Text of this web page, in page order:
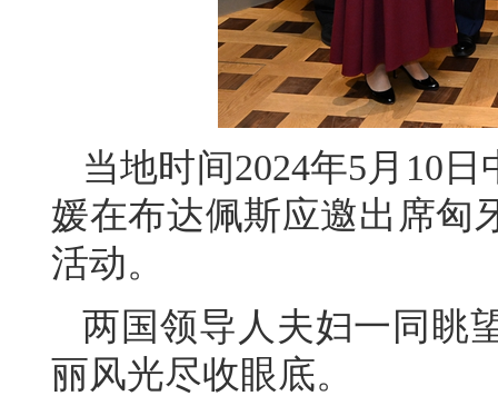
当地时间2024年5月10
媛在布达佩斯应邀出席匈
活动。
两国领导人夫妇一同眺
丽风光尽收眼底。